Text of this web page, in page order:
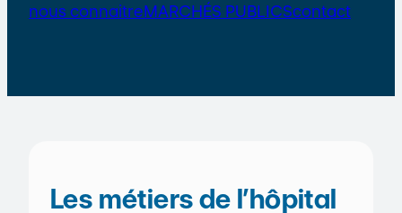
nous connaitreMARCHÉS PUBLICScontact
Les métiers de l’hôpital